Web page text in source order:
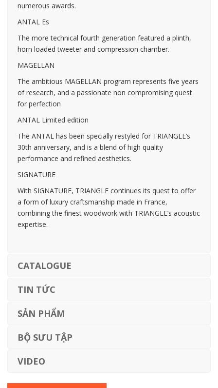
numerous awards.
ANTAL Es
The more technical fourth generation featured a plinth,
horn loaded tweeter and compression chamber.
MAGELLAN
The ambitious MAGELLAN program represents five years
of research, and a passionate non compromising quest
for perfection
ANTAL Limited edition
The ANTAL has been specially restyled for TRIANGLE’s
30th anniversary, and is a blend of high quality
performance and refined aesthetics.
SIGNATURE
With SIGNATURE, TRIANGLE continues its quest to offer
a form of luxury craftsmanship made in France,
combining the finest woodwork with TRIANGLE’s acoustic
expertise.
CATALOGUE
TIN TỨC
SẢN PHẨM
BỘ SƯU TẬP
VIDEO